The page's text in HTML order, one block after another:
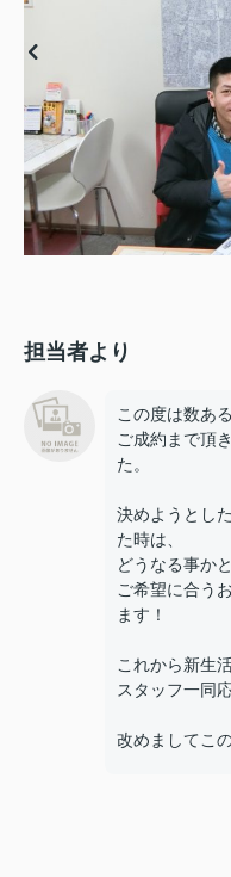
担当者より
この度は数あ
ご成約まで頂
た。
決めようとし
た時は、
どうなる事か
ご希望に合う
ます！
これから新生
スタッフ一同
改めましてこ